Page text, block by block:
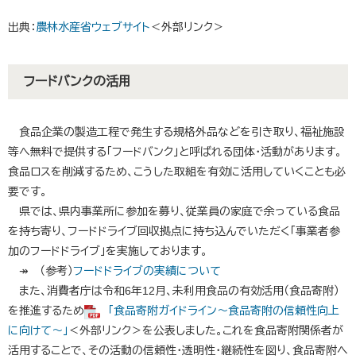
出典：農林水産省ウェブサイト＜外部リンク＞
フードバンクの活用
食品企業の製造工程で発生する規格外品などを引き取り、福祉施設
等へ無料で提供する「フードバンク」と呼ばれる団体・活動があります。
食品ロスを削減するため、こうした取組を有効に活用していくことも必
要です。
県では、県内事業所に参加を募り、従業員の家庭で余っている食品
を持ち寄り、フードドライブ回収拠点に持ち込んでいただく「事業者参
加のフードドライブ」を実施しております。
↠ （参考）フードドライブの実績について
また、消費者庁は令和6年12月、未利用食品の有効活用（食品寄附）
を推進するため
「食品寄附ガイドライン～食品寄附の信頼性向上
に向けて～」 ＜外部リンク＞を公表しました。これを食品寄附関係者が
活用することで、その活動の信頼性・透明性・継続性を図り、食品寄附へ